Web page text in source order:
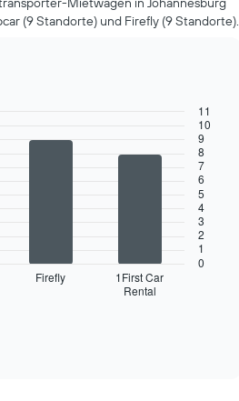
(9 Standorte) und Firefly (9 Standorte).
Firefly
1First Car
Rental
0
1
2
3
4
5
6
7
8
9
10
11